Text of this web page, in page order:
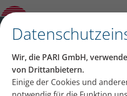
Wir, die PARI GmbH,
von Drittanbietern.
Einige der Cookies und
Bernhard Kaut besteigt
trotz
Bernhard
Inhalt auf dieser Seite
Majestätischer Gipfel: